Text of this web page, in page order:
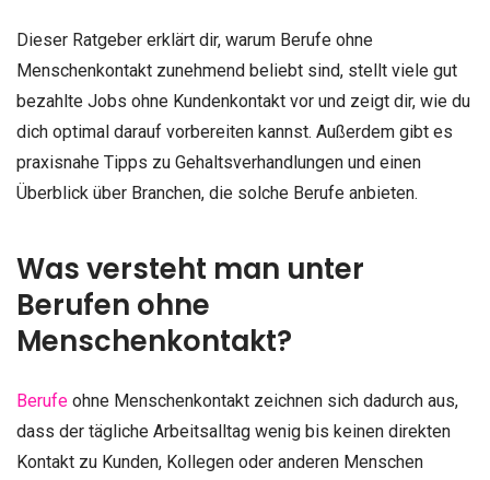
Dieser Ratgeber erklärt dir, warum Berufe ohne
Menschenkontakt zunehmend beliebt sind, stellt viele gut
bezahlte Jobs ohne Kundenkontakt vor und zeigt dir, wie du
dich optimal darauf vorbereiten kannst. Außerdem gibt es
praxisnahe Tipps zu Gehaltsverhandlungen und einen
Überblick über Branchen, die solche Berufe anbieten.
Was versteht man unter
Berufen ohne
Menschenkontakt?
Berufe ohne Menschenkontakt zeichnen sich dadurch aus,
dass der tägliche Arbeitsalltag wenig bis keinen direkten
Kontakt zu Kunden, Kollegen oder anderen Menschen